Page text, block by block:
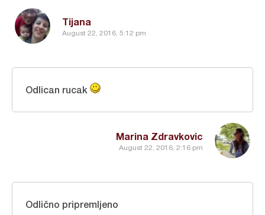
Tijana
August 22, 2016, 5:12 pm
Marina Zdravkovic
August 22, 2016, 2:16 pm
Odlican rucak
Odlično pripremljeno